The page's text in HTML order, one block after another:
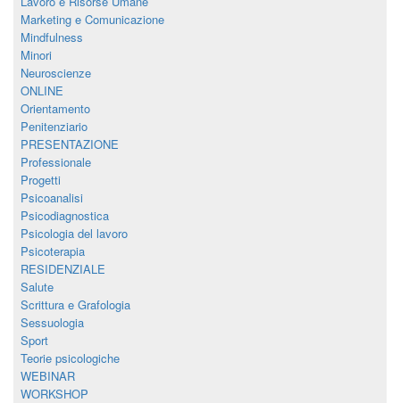
Marketing e Comunicazione
Mindfulness
Minori
Neuroscienze
ONLINE
Orientamento
Penitenziario
PRESENTAZIONE
Professionale
Progetti
Psicoanalisi
Psicodiagnostica
Psicologia del lavoro
Psicoterapia
RESIDENZIALE
Salute
Scrittura e Grafologia
Sessuologia
Sport
Teorie psicologiche
WEBINAR
WORKSHOP